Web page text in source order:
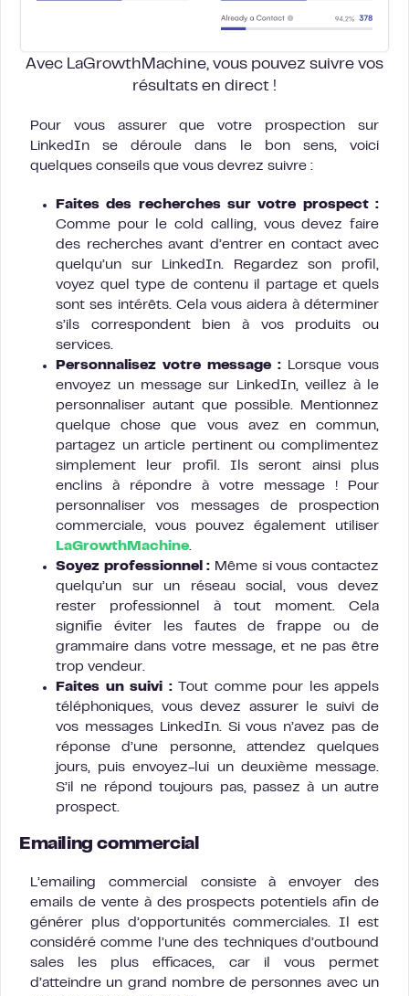
Avec LaGrowthMachine, vous pouvez suivre vos
résultats en direct !
Pour vous assurer que votre prospection sur
LinkedIn se déroule dans le bon sens, voici
quelques conseils que vous devrez suivre :
Faites des recherches sur votre prospect :
Comme pour le cold calling, vous devez faire
des recherches avant d’entrer en contact avec
quelqu’un sur LinkedIn. Regardez son profil,
voyez quel type de contenu il partage et quels
sont ses intérêts. Cela vous aidera à déterminer
s’ils correspondent bien à vos produits ou
services.
Personnalisez votre message : Lorsque vous
envoyez un message sur LinkedIn, veillez à le
personnaliser autant que possible. Mentionnez
quelque chose que vous avez en commun,
partagez un article pertinent ou complimentez
simplement leur profil. Ils seront ainsi plus
enclins à répondre à votre message ! Pour
personnaliser vos messages de prospection
commerciale, vous pouvez également utiliser
LaGrowthMachine.
Soyez professionnel : Même si vous contactez
quelqu’un sur un réseau social, vous devez
rester professionnel à tout moment. Cela
signifie éviter les fautes de frappe ou de
grammaire dans votre message, et ne pas être
trop vendeur.
Faites un suivi :
Tout comme pour les appels
téléphoniques, vous devez assurer le suivi de
vos messages LinkedIn. Si vous n’avez pas de
réponse d’une personne, attendez quelques
jours, puis envoyez-lui un deuxième message.
S’il ne répond toujours pas, passez à un autre
prospect.
Emailing commercial
L’emailing commercial consiste à envoyer des
emails de vente à des prospects potentiels afin de
générer plus d’opportunités commerciales. Il est
considéré comme l’une des techniques d’outbound
sales les plus efficaces, car il vous permet
d’atteindre un grand nombre de personnes avec un